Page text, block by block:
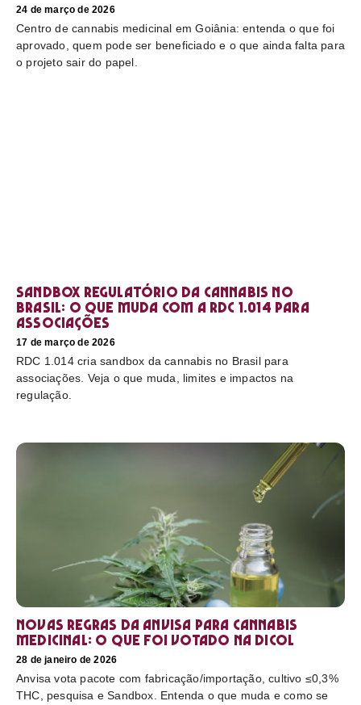
24 de março de 2026
Centro de cannabis medicinal em Goiânia: entenda o que foi
aprovado, quem pode ser beneficiado e o que ainda falta para
o projeto sair do papel.
Sandbox regulatório da cannabis no
Brasil: o que muda com a RDC 1.014 para
associações
17 de março de 2026
RDC 1.014 cria sandbox da cannabis no Brasil para
associações. Veja o que muda, limites e impactos na
regulação.
Novas regras da Anvisa para cannabis
medicinal: o que foi votado na Dicol
28 de janeiro de 2026
Anvisa vota pacote com fabricação/importação, cultivo ≤0,3%
THC, pesquisa e Sandbox. Entenda o que muda e como se